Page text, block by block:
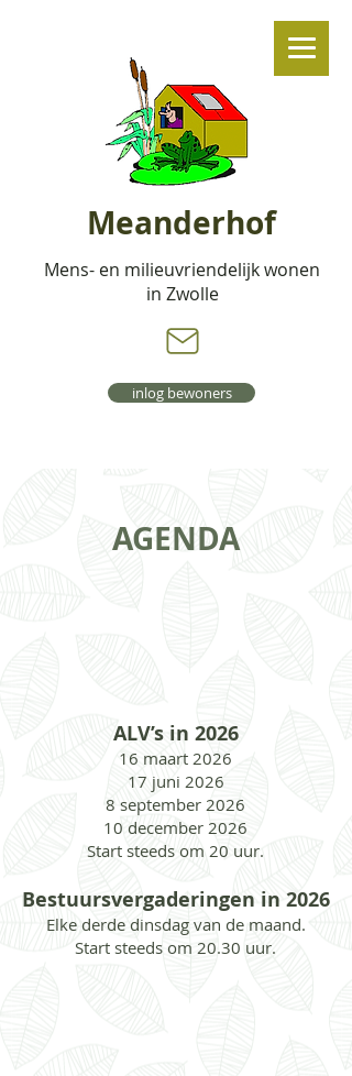
Meanderhof
inlog bewoners
Mens- en milieuvriendelijk wonen
in Zwolle
AGENDA
ALV’s in 2026
16 maart 2026
17 juni 2026
8 september 2026
10 december 2026
Start steeds om 20 uur.
Bestuursvergaderingen in 2026
Elke derde dinsdag van de maand.
Start steeds om 20.30 uur.